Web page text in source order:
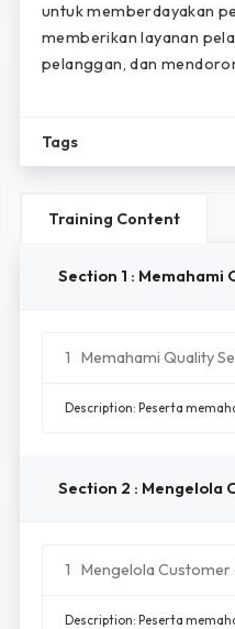
untuk memberdayakan
memberikan layanan
pelanggan, dan
Tags
Training Content
Section 1 :
1 Memahami Quality
Description: Peserta
Section 2 : Mengelola
1 Mengelola
Description: Peserta